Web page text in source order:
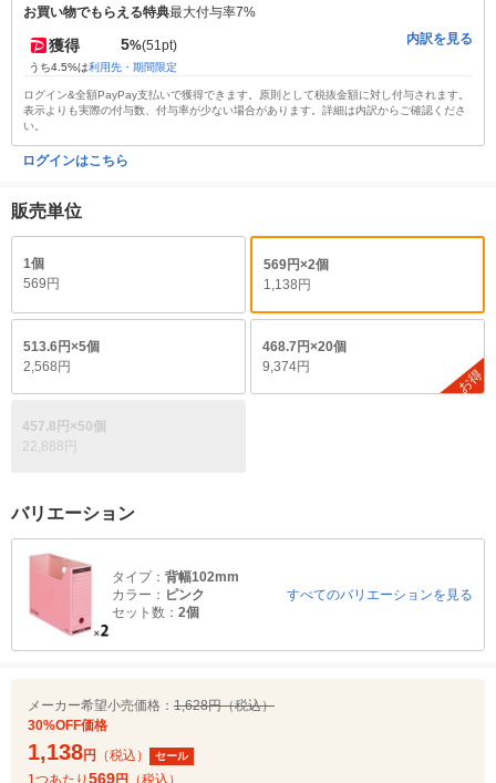
お買い物でもらえる特典最大付与率7%
獲得 5%(51pt)
うち4.5%は利用先・期間限定
内訳を見る
ログイン&全額PayPay支払いで獲得できます。原則として税抜金額に対し付与されます。
表示よりも実際の付与数、付与率が少ない場合があります。詳細は内訳からご確認くださ
い。
ログインはこちら
販売単位
1個
569円
569円×2個
1,138円
513.6円×5個
2,568円
468.7円×20個
9,374円
お得
457.8円×50個
22,888円
バリエーション
タイプ： 背幅102mm
カラー： ピンク
セット数： 2個
すべてのバリエーションを見る
メーカー希望小売価格： 1,628円（税込）
30%OFF価格
1,138円 （税込） セール
569